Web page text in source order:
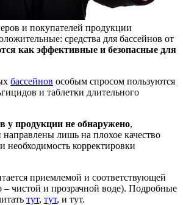
и покупателей продукции
средства для бассейнов от
как эффективные и безопасные для
бассейнов особым спросом пользуются
и таблетки длительного
у продукции не обнаружено,
лишь на плохое качество
необходимость корректировки
приемлемой и соответствующей
– чистой и прозрачной воде). Подробные
тут, тут, и тут.